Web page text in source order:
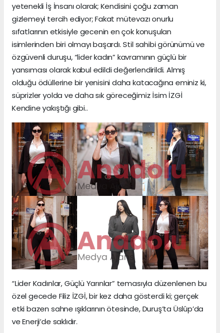
yetenekli İş İnsanı olarak; Kendisini çoğu zaman
gizlemeyi tercih ediyor; Fakat mütevazı onurlu
sıfatlarının etkisiyle gecenin en çok konuşulan
isimlerinden biri olmayı başardı. Stil sahibi görünümü ve
özgüvenli duruşu, “lider kadın” kavramının güçlü bir
yansıması olarak kabul edildi değerlendirildi. Almış
olduğu ödüllerine bir yenisini daha katacağına eminiz ki,
süprizler yolda ve daha sık göreceğimiz İsim İZGİ
Kendine yakıştığı gibi..
“Lider Kadınlar, Güçlü Yarınlar” temasıyla düzenlenen bu
özel gecede Filiz İZGİ, bir kez daha gösterdi ki; gerçek
etki bazen sahne ışıklarının ötesinde, Duruş’ta Üslûp’da
ve Enerji’de saklıdır.